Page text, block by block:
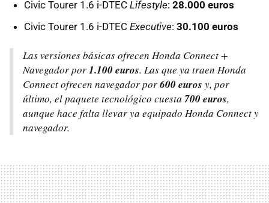
Civic Tourer 1.6 i-DTEC Lifestyle: 28.000 euros
Civic Tourer 1.6 i-DTEC Executive: 30.100 euros
Las versiones básicas ofrecen Honda Connect +
Navegador por1.100 euros. Las que ya traen Honda
Connect ofrecen navegador por600 euros y, por
último, el paquete tecnológico cuesta 700 euros,
aunque hace falta llevar ya equipado Honda Connect y
navegador.